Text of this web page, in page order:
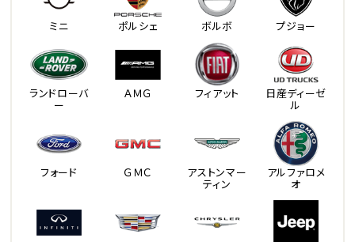
ミニ ポルシェ ボルボ プジョー
ランドローバ
ー
ＡＭＧ フィアット 日産ディーゼ
ル
フォード ＧＭＣ アストンマー
ティン
アルファロメ
オ